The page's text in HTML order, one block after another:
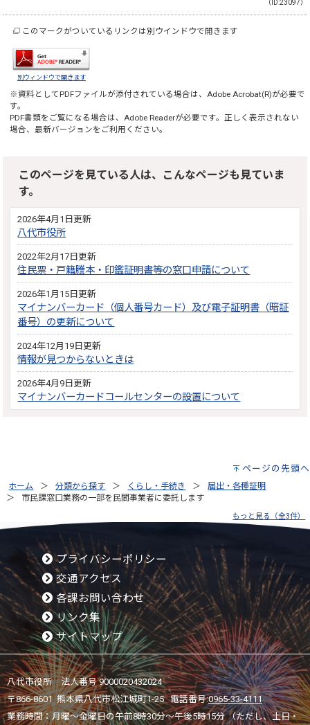
（ID:23097）
このマークがついているリンクは別ウインドウで開きます
別ウィンドウで開きます
※資料としてPDFファイルが添付されている場合は、 Adobe Acrobat(R)が必要で
す。
PDF書類をご覧になる場合は、 Adobe Readerが必要です。正しく表示されない
場合、最新バージョンをご利用ください。
このページを見ている人は、こんなページも見ていま
す。
2026年4月1日更新
八代市役所
2022年2月17日更新
住民票・戸籍謄本・印鑑証明書等の窓口申請について
2026年1月15日更新
マイナンバーカード（個人番号カード）及び電子証明書（暗証
番号）の更新について
2024年12月19日更新
情報が見つからないときは
2026年4月9日更新
マイナンバーカードコールセンターの設置について
ページの先頭へ
ホーム 分類から探す くらし・手続き
届出・各種証明
市民課窓口業務の一部を民間事業者に委託します
もっと見る（全3件）
プライバシーポリシー
交通アクセス
各課お問い合わせ
リンク集
サイトマップ
八代市役所 法人番号 9000020432024
〒866-8601 熊本県八代市松江城町1-25 電話番号:0965-33-4111
業務時間：月曜～金曜日の午前8時30分～午後5時15分 （ただし、土日・